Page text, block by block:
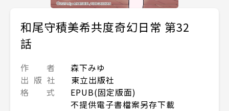
和尾守積美希共度奇幻日常 第32
話
作 者
森下みゆ
出 版 社
東立出版社
格 式
EPUB(固定版面)
不提供電子書檔案另存下載